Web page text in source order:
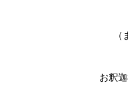
お釈